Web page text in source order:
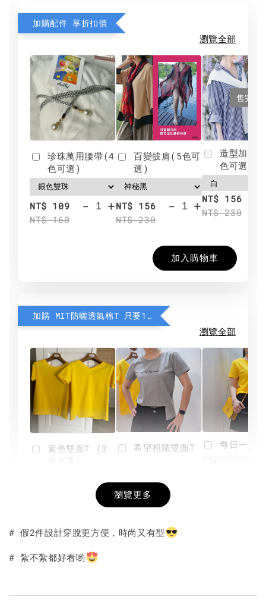
加購配件 享折扣價
瀏覽全部
珍珠萬用腰帶(4
色可選)
NT$ 109
NT$ 160
- +
百變披肩(5色可
選)
NT$ 156
NT$ 230
- +
售完
造型加分
色可選)
NT$ 156
NT$ 230
加入購物車
加購 MIT防曬透氣棉T 只要190元
瀏覽全部
素色雙面T (3
+
希望相隨雙面T
NT$ 190
-
每日一笑
瀏覽更多
# 假2件設計穿脫更方便，時尚又有型
# 紮不紮都好看喲